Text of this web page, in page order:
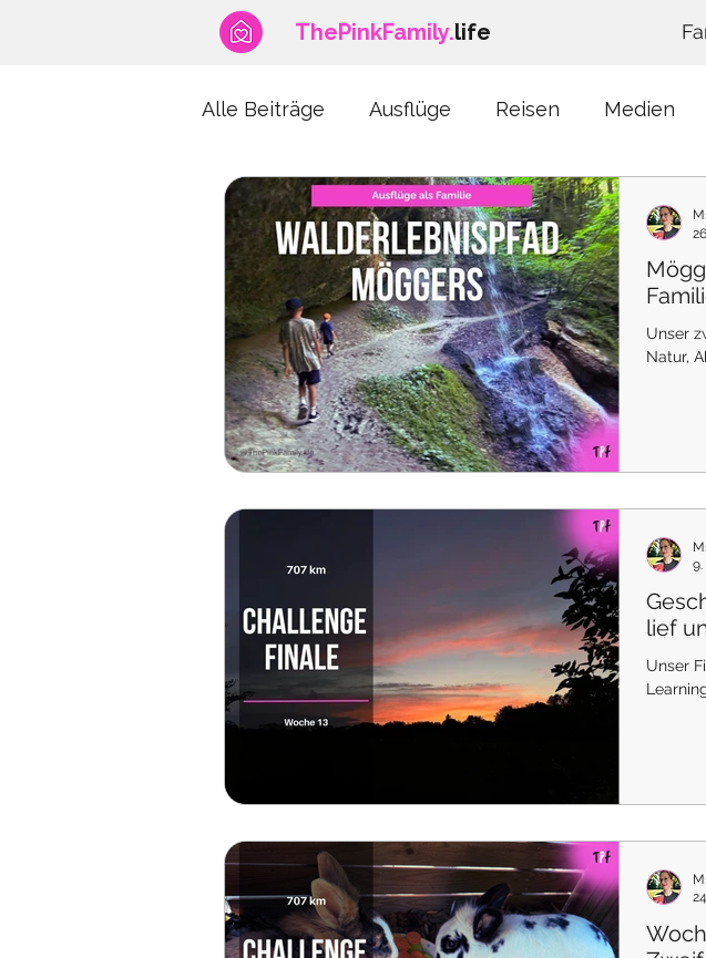
ThePinkFamily.life
Alle Beiträge Ausflüge Reisen Medien
News Fitness & Sport Spielzeug
Schwangerschaft Fundgrube Musicals
Unser
Natur,
lief
&
Unser
9.